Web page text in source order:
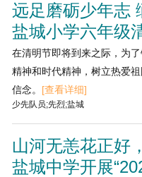
远足磨砺少年
盐城小学六年级
在清明节即将到来之际，为
精神和时代精神，树立热爱
信念。 [查看详细]
少先队员;先烈;盐城
山河无恙花正
盐城中学开展